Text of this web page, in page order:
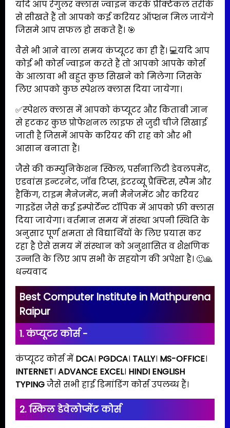
यदि आप रेगुलर क्लास ज्वाइन करके प्रैक्टिकल तरीके
से सीखते हैं तो आपको कई करियर ऑप्शन मिल जायेंगे
जिसमे आप सफल हो सकते हैं। 🎯
वैसे भी आने वाला समय कंप्यूटर का ही हैं। 💻यदि आप
कोई भी कोर्स ज्वाइन करते हैं तो आपको आपके कोर्स
के आलावा भी बहुत कुछ सिखने को मिलेगा जिसके
लिए आपको कुछ स्पेशल क्लास दिया जायेगा।
✅स्पेशल क्लास में आपको कंप्यूटर और किताबी ज्ञान
से हटकर कुछ प्रोफेशनल लाइफ से जुडी चीजे सिखाई
जाती है जिसमें आपके करियर की राह को और भी
आसान बनाता हैं।
जैसे की कम्युनिकेशन स्किल, पर्सनालिटी डेवलपमेंट,
एडवांस इन्टरनेट, जॉब टिप्स, इंटरव्यू प्रैक्टिस, स्पैम और
हैकिंग, टाइम मैनेजमेंट, मनी मैनेजमेंट और करियर
गाइडेंस जैसे कई इम्पोर्टेन्ट टॉपिक में आपको फ्री क्लास
दिया जायेगा। वर्तमान समय में संस्था अपनी स्थिति के
अनुसार पूर्ण क्षमता से विद्यार्थियों के लिए प्रयास कर
रहा है ऐसे समय में संस्थान को अनुशासित व शैक्षणिक
उन्नति के लिए आप सभी के सहयोग की अपेक्षा है। 🙂🙏
धन्यवाद
Best Computer Institute in Mathpurena
Raipur
1. कंप्यूटर कोर्स -
कंप्यूटर कोर्स में DCA। PGDCA। TALLY। MS-OFFICE।
INTERNET। ADVANCE EXCEL। HINDI ENGLISH
TYPINGजैसे सभी हाई डिमांडिंग कोर्स उपलब्ध हैं।
2. स्किल डेवेलोप्मेंट कोर्स